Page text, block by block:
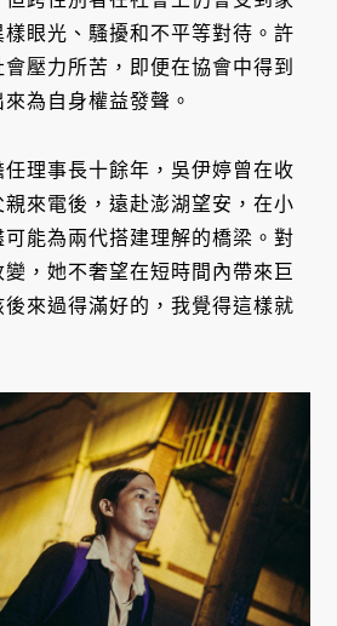
眼光、騷擾和不平等對待。許
壓力所苦，即便在協會中得到
為自身權益發聲。
理事長十餘年，吳伊婷曾在收
來電後，遠赴澎湖望安，在小
能為兩代搭建理解的橋梁。對
，她不奢望在短時間內帶來巨
來過得滿好的，我覺得這樣就